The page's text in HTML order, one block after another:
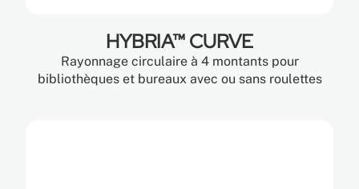
HYBRIA™ CURVE
Rayonnage circulaire à 4 montants pour
bibliothèques et bureaux avec ou sans roulettes